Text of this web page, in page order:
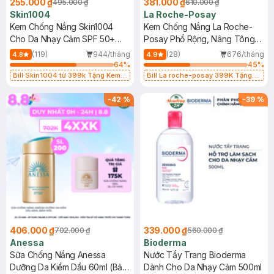
255.000 ₫495.000 ₫
Skin1004
Kem Chống Nắng Skin1004
Cho Da Nhạy Cảm SPF 50+
50ml
4.8 (119)
944/tháng
64%
Bill Skin1004 từ 399k Tặng Kem
SPF 50+ 20ml (SL Có Hạn)
381.000 ₫610.000 ₫
La Roche-Posay
Kem Chống Nắng La Roche-
Posay Phổ Rộng, Nâng Tông
Kiềm Dầu 50ml
4.9 (28)
676/tháng
45%
Bill La roche-posay 399K Tặng
(SL có hạn)
-42%
406.000 ₫702.000 ₫
Anessa
Sữa Chống Nắng Anessa
Dưỡng Da Kiềm Dầu 60ml (Bản
-39 %
339.000 ₫560.000 ₫
Bioderma
Nước Tẩy Trang Bioderma
Dành Cho Da Nhạy Cảm 500ml